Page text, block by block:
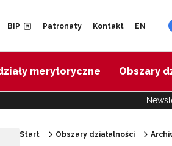
BIP Patronaty Kontakt EN
merytoryczne Obszary
Start Obszary działalności